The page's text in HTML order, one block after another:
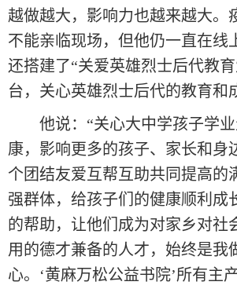
越做越大，影响力也越来越大。
不能亲临现场，但他仍一直在线
还搭建了“关爱英雄烈士后代教
台，关心英雄烈士后代的教育和
他说：“关心大中学孩子学
康，影响更多的孩子、家长和身
个团结友爱互帮互助共同提高的
强群体，给孩子们的健康顺利成
的帮助，让他们成为对家乡对社
用的德才兼备的人才，始终是我
心。‘黄麻万松公益书院’所有主